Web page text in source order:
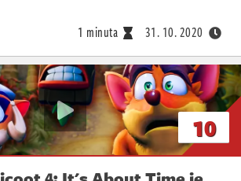
1 minuta 31. 10. 2020
10